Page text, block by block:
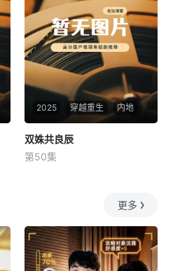
2025 穿越重生 内地
双姝共良辰
未知
双姝共良辰
第50集
更多